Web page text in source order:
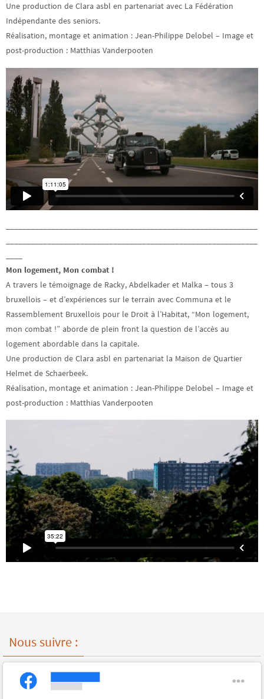
Une production de Clara asbl en partenariat avec La Fédération
Indépendante des seniors.
Réalisation, montage et animation : Jean-Philippe Delobel – Image et
post-production : Matthias Vanderpooten
Mon logement, Mon combat !
A travers le témoignage de Racky, Abdelkader et Malka – tous 3
bruxellois – et d’expériences sur le terrain avec Communa et le
Rassemblement Bruxellois pour le Droit à l’Habitat, “Mon logement,
mon combat !” aborde de plein front la question de l’accès au
logement abordable dans la capitale.
Une production de Clara asbl en partenariat la Maison de Quartier
Helmet de Schaerbeek.
Réalisation, montage et animation : Jean-Philippe Delobel – Image et
post-production : Matthias Vanderpooten
Nous suivre :